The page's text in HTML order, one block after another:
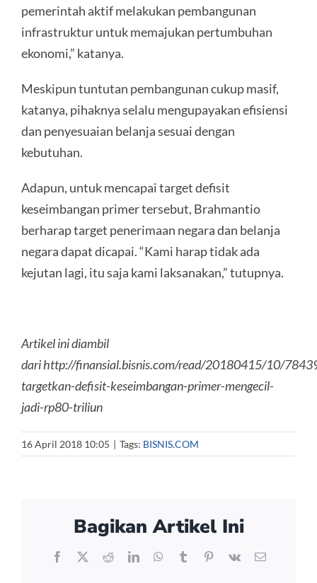
pemerintah aktif melakukan pembangunan
infrastruktur untuk memajukan pertumbuhan
ekonomi,” katanya.
Meskipun tuntutan pembangunan cukup masif,
katanya, pihaknya selalu mengupayakan efisiensi
dan penyesuaian belanja sesuai dengan
kebutuhan.
Adapun, untuk mencapai target defisit
keseimbangan primer tersebut, Brahmantio
berharap target penerimaan negara dan belanja
negara dapat dicapai. “Kami harap tidak ada
kejutan lagi, itu saja kami laksanakan,” tutupnya.
Artikel ini diambil
dari http://finansial.bisnis.com/read/20180415/10/
targetkan-defisit-keseimbangan-primer-mengecil-
jadi-rp80-triliun
16 April 2018 10:05 | Tags: BISNIS.COM
Bagikan Artikel Ini
Facebook
X RedditLinkedInWhatsApp
TumblrPinterest
Vk Email